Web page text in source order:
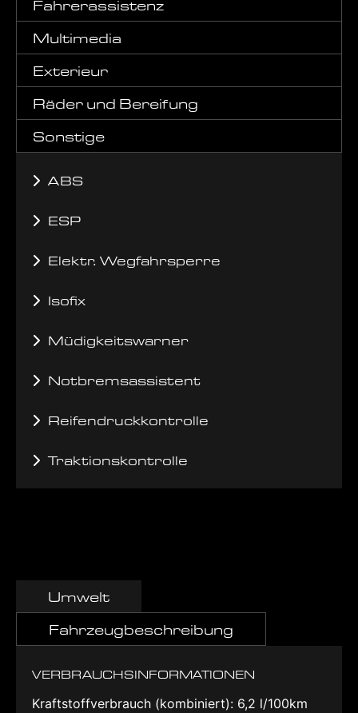
Fahrerassistenz
Multimedia
Exterieur
Räder und Bereifung
Sonstige
ABS
ESP
Elektr. Wegfahrsperre
Isofix
Müdigkeitswarner
Notbremsassistent
Reifendruckkontrolle
Traktionskontrolle
Umwelt
Fahrzeugbeschreibung
VERBRAUCHSINFORMATIONEN
Kraftstoffverbrauch (kombiniert): 6,2 l/100km